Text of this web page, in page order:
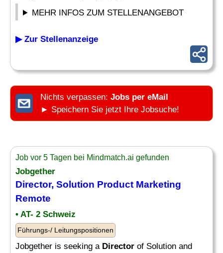
MEHR INFOS ZUM STELLENANGEBOT
▶ Zur Stellenanzeige
Nichts verpassen: Jobs per eMail
► Speichern Sie jetzt Ihre Jobsuche!
Job vor 5 Tagen bei Mindmatch.ai gefunden
Jobgether
Director, Solution Product Marketing
Remote
• AT- 2 Schweiz
Führungs-/ Leitungspositionen
Jobgether is seeking a Director of Solution and